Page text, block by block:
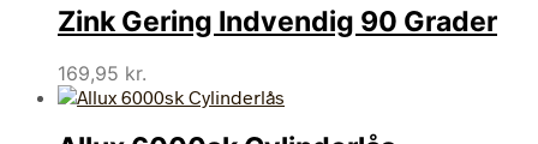
Zink Gering Indvendig 90 Grader
169,95 kr.